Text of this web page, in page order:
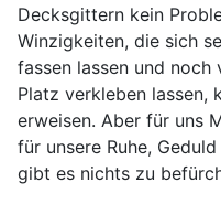
Decksgittern kein
Winzigkeiten, die sich
fassen lassen und
Platz verkleben lassen,
erweisen. Aber für uns
für unsere Ruhe,
gibt es nichts zu